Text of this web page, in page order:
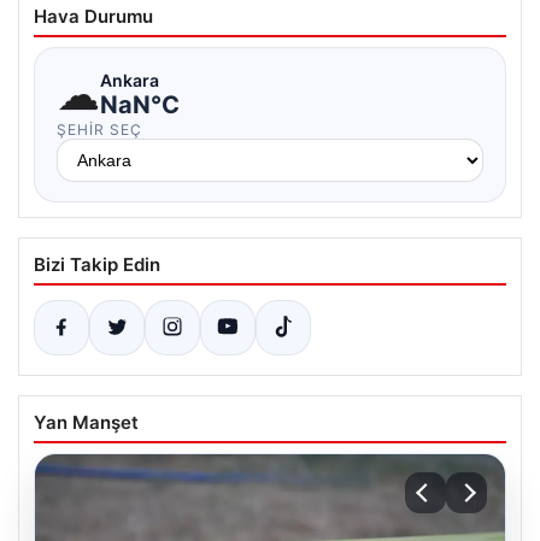
Hava Durumu
☁Ankara
NaN°C
ŞEHIR SEÇ
Bizi Takip Edin
Yan Manşet